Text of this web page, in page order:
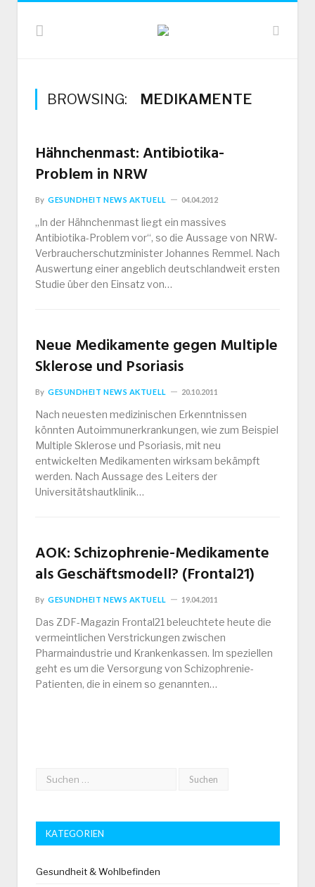
BROWSING: MEDIKAMENTE
Hähnchenmast: Antibiotika-
Problem in NRW
By GESUNDHEIT NEWS AKTUELL 04.04.2012
„In der Hähnchenmast liegt ein massives
Antibiotika-Problem vor“, so die Aussage von NRW-
Verbraucherschutzminister Johannes Remmel. Nach
Auswertung einer angeblich deutschlandweit ersten
Studie über den Einsatz von…
Neue Medikamente gegen Multiple
Sklerose und Psoriasis
By GESUNDHEIT NEWS AKTUELL 20.10.2011
Nach neuesten medizinischen Erkenntnissen
könnten Autoimmunerkrankungen, wie zum Beispiel
Multiple Sklerose und Psoriasis, mit neu
entwickelten Medikamenten wirksam bekämpft
werden. Nach Aussage des Leiters der
Universitätshautklinik…
AOK: Schizophrenie-Medikamente
als Geschäftsmodell? (Frontal21)
By GESUNDHEIT NEWS AKTUELL 19.04.2011
Das ZDF-Magazin Frontal21 beleuchtete heute die
vermeintlichen Verstrickungen zwischen
Pharmaindustrie und Krankenkassen. Im speziellen
geht es um die Versorgung von Schizophrenie-
Patienten, die in einem so genannten…
KATEGORIEN
Gesundheit & Wohlbefinden